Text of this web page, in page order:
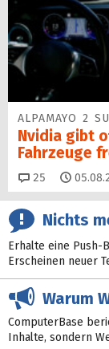
ALPAMAYO 2
Nvidia gibt
Fahrzeuge
25
Nichts
Erhalte eine Push-
Erscheinen neuer
Warum
ComputerBase
Inhalte, sondern